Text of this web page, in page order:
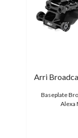
Baseplate
Alexa